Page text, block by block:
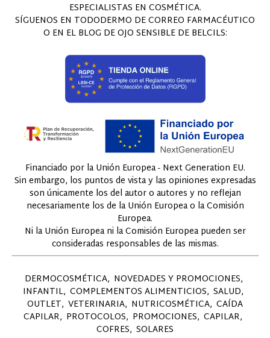
ESPECIALISTAS EN COSMÉTICA.
SÍGUENOS EN TODODERMO DE CORREO FARMACÉUTICO
O EN EL BLOG DE OJO SENSIBLE DE BELCILS:
Financiado por la Unión Europea - Next Generation EU.
Sin embargo, los puntos de vista y las opiniones expresadas
son únicamente los del autor o autores y no reflejan
necesariamente los de la Unión Europea o la Comisión
Europea.
Ni la Unión Europea ni la Comisión Europea pueden ser
consideradas responsables de las mismas.
DERMOCOSMÉTICA NOVEDADES Y PROMOCIONES
INFANTIL COMPLEMENTOS ALIMENTICIOS SALUD
OUTLET VETERINARIA NUTRICOSMÉTICA CAÍDA
CAPILAR PROTOCOLOS PROMOCIONES CAPILAR
COFRES SOLARES